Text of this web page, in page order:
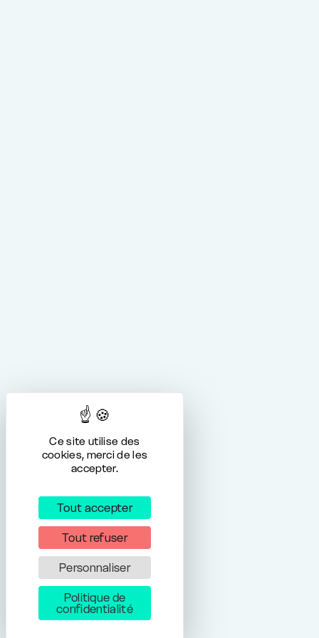
Ce site utilise des
cookies, merci de les
accepter.
Tout accepter
Tout refuser
Personnaliser
Politique de
confidentialité